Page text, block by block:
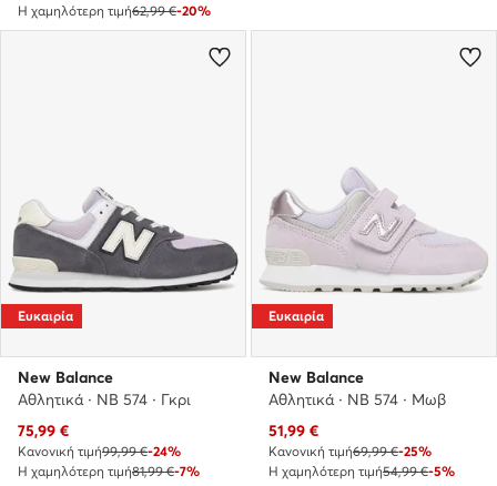
Η χαμηλότερη τιμή62,99 €-20%
Ευκαιρία
New Balance
Αθλητικά · NB 574 · Γκρι
Τρέχουσα τιμή
75,99 €
Κανονική τιμή99,99 €-24%
Η χαμηλότερη τιμή81,99 €-7%
Ευκαιρία
New Balance
Αθλητικά · NB 574 · Μωβ
Τρέχουσα τιμή
51,99 €
Κανονική τιμή69,99 €-25%
Η χαμηλότερη τιμή54,99 €-5%